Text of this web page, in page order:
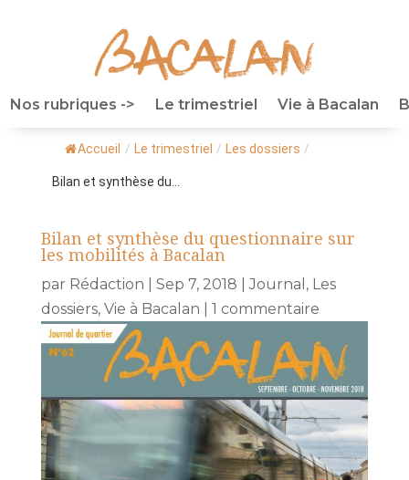
Nos rubriques -> Le trimestriel Vie à Bacalan
Accueil / Le trimestriel / Les dossiers /
Bilan et synthèse du...
Bilan et synthèse du questionnaire sur
les mobilités à Bacalan
par Rédaction Sep 7, 2018 |Journal , Les
dossiers, Vie à Bacalan 1 commentaire